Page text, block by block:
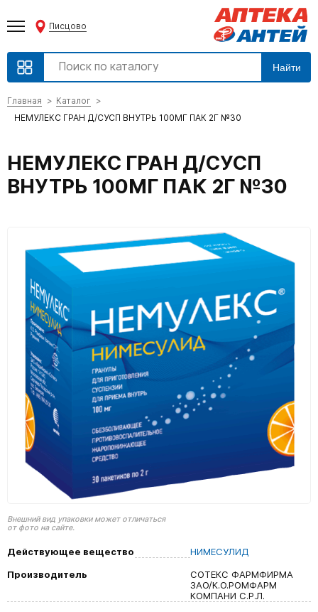
Писцово
Найти
Главная
Каталог
НЕМУЛЕКС ГРАН Д/СУСП ВНУТРЬ 100МГ ПАК 2Г №30
НЕМУЛЕКС ГРАН Д/СУСП
ВНУТРЬ 100МГ ПАК 2Г №30
Внешний вид упаковки может отличаться
от фото на сайте.
Действующее вещество
НИМЕСУЛИД
Производитель
СОТЕКС ФАРМФИРМА
ЗАО/К.О.РОМФАРМ
КОМПАНИ С.Р.Л.